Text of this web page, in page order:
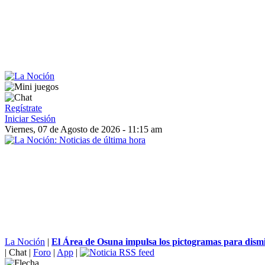
Regístrate
Iniciar Sesión
Viernes, 07 de Agosto de 2026 - 11:15 am
La Noción | El Área de Osuna impulsa los pictogramas para
| Chat | Foro | App |